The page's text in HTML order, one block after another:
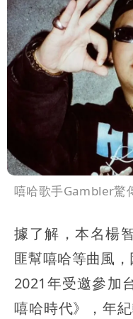
嘻哈歌手Gambler驚
據了解，本名楊
匪幫嘻哈等曲風
2021年受邀參加
嘻哈時代》，年